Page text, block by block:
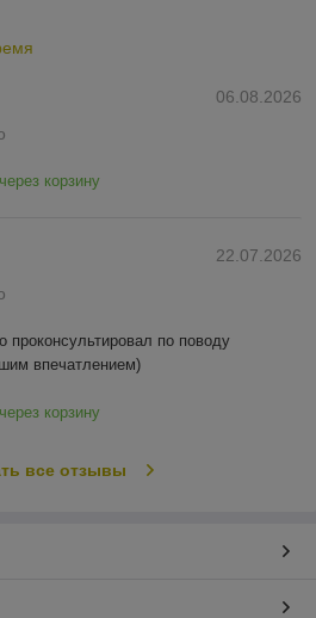
06.08.2026
корзину
22.07.2026
по поводу
впечатлением)
корзину
все отзывы